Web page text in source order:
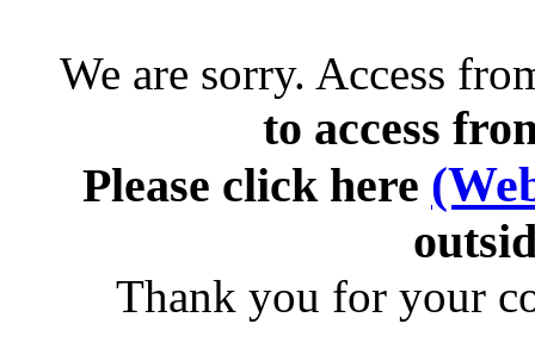
We are sorry. Access
to access
Please click here
Thank you for your